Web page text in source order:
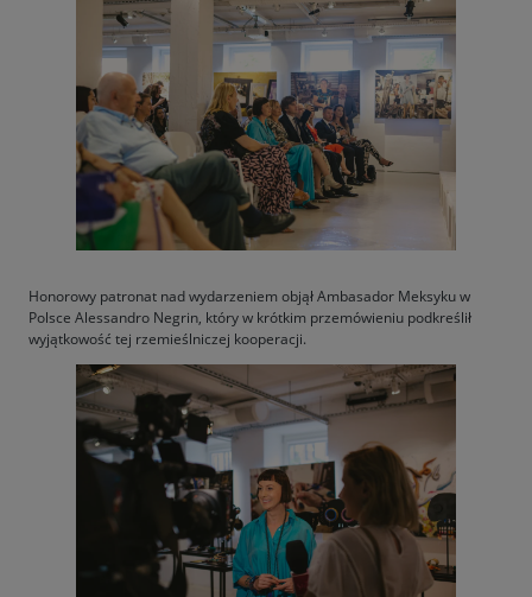
Honorowy patronat nad wydarzeniem objął Ambasador Meksyku w
Polsce Alessandro Negrin, który w krótkim przemówieniu podkreślił
wyjątkowość tej rzemieślniczej kooperacji.